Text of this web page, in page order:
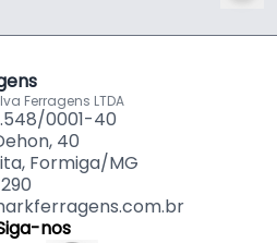
Ferragens LTDA
0001-40
40
Formiga/MG
nos